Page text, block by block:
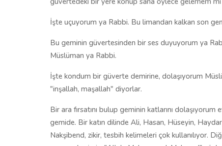
İşte uçuyorum ya Rabbi. Bu limandan kalkan son
Bu geminin güvertesinden bir ses duyuyorum ya
Müslüman ya Rabbi.
İşte kondum bir güverte demirine, dolaşıyorum
"inşallah, maşallah" diyorlar.
Bir ara fırsatını bulup geminin katlarını
gemide. Bir katın dilinde Ali, Hasan, Hüseyin,
Nakşibend, zikir, tesbih kelimeleri çok kullanılıyor.